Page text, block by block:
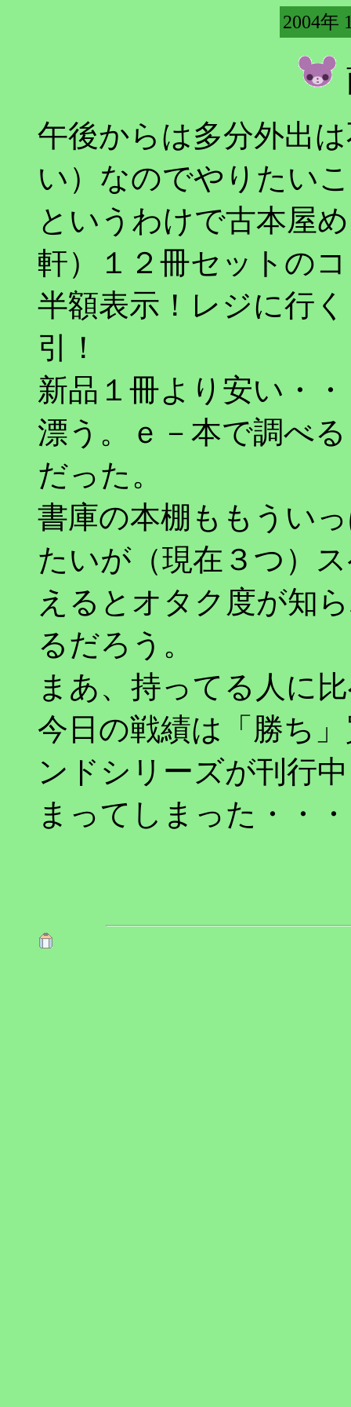
2004年
午後からは多分外出
い）なのでやりたい
というわけで古本屋
軒）１２冊セットの
半額表示！レジに行
引！
新品１冊より安い・
漂う。ｅ－本で調べ
だった。
書庫の本棚ももうい
たいが（現在３つ）
えるとオタク度が知
るだろう。
まあ、持ってる人に
今日の戦績は「勝ち
ンドシリーズが刊行
まってしまった・・